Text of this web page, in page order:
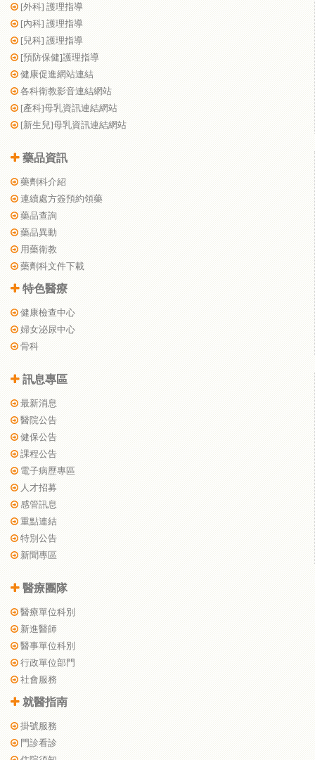
[外科] 護理指導
[內科] 護理指導
[兒科] 護理指導
[預防保健]護理指導
健康促進網站連結
各科衛教影音連結網站
[產科]母乳資訊連結網站
[新生兒]母乳資訊連結網站
藥品資訊
藥劑科介紹
連續處方簽預約領藥
藥品查詢
藥品異動
用藥衛教
藥劑科文件下載
特色醫療
健康檢查中心
婦女泌尿中心
骨科
訊息專區
最新消息
醫院公告
健保公告
課程公告
電子病歷專區
人才招募
感管訊息
重點連結
特別公告
新聞專區
醫療團隊
醫療單位科別
新進醫師
醫事單位科別
行政單位部門
社會服務
就醫指南
掛號服務
門診看診